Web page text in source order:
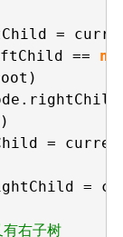
=
==
=
=
右子树